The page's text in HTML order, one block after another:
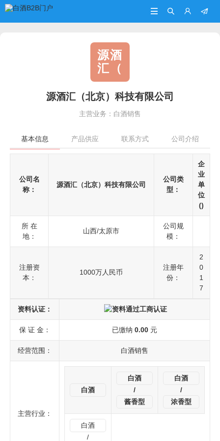




源酒
汇（
源酒汇（北京）科技有限公司
主营业务：白酒销售
基本信息 产品供应 联系方式 公司介绍
公司名
称：
源酒汇（北京）科技有限公司
公司类
型：
企
业
单
位
()
所 在
地：
山西/太原市
公司规
模：
注册资
本：
1000万人民币
注册年
份：
2
0
1
7
资料认证：
保 证 金： 已缴纳 0.00 元
经营范围： 白酒销售
主营行业：
白酒
白酒
/
酱香型
白酒
/
浓香型
白酒
/